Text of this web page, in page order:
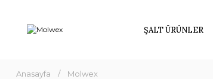
ŞALT ÜRÜNLER
Anasayfa Molwex